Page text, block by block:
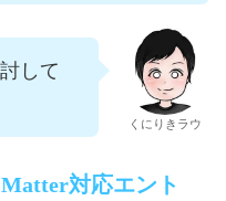
して
くにりきラウ
Matter対応エント